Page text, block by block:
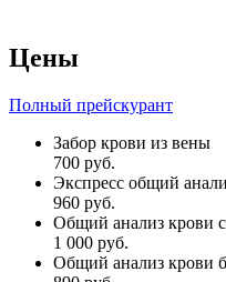
Цены
Полный прейскурант
Забор крови из вены
700 руб.
Экспресс общий
960 руб.
Общий анализ крови
1 000 руб.
Общий анализ крови